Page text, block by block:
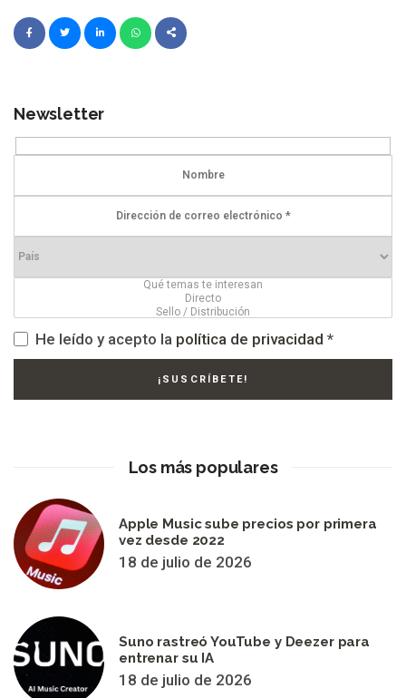
Newsletter
He leído y acepto la política de privacidad *
Los más populares
Apple Music sube precios por primera
vez desde 2022
18 de julio de 2026
Suno rastreó YouTube y Deezer para
entrenar su IA
18 de julio de 2026